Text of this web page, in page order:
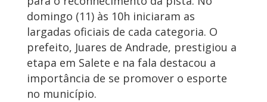
domingo (11) às 10h iniciaram as
largadas oficiais de cada categoria. O
prefeito, Juares de Andrade, prestigiou a
etapa em Salete e na fala destacou a
importância de se promover o esporte
no município.